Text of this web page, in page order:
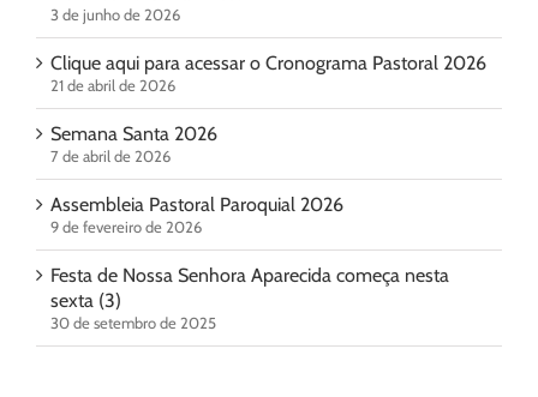
3 de junho de 2026
Clique aqui para acessar o Cronograma Pastoral 2026
21 de abril de 2026
Semana Santa 2026
7 de abril de 2026
Assembleia Pastoral Paroquial 2026
9 de fevereiro de 2026
Festa de Nossa Senhora Aparecida começa nesta
sexta (3)
30 de setembro de 2025